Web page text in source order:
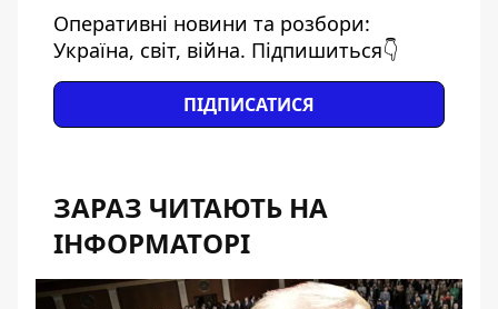
Оперативні новини та розбори:
Україна, світ, війна. Підпишиться👇
ПІДПИСАТИСЯ
ЗАРАЗ ЧИТАЮТЬ НА
ІНФОРМАТОРІ